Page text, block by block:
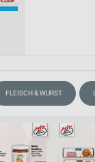
FLEISCH & WURST